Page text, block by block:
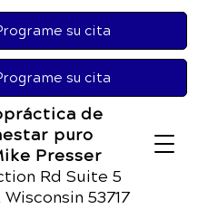
de
puro
Presser
Rd Suite 5
53717
su cita
su cita